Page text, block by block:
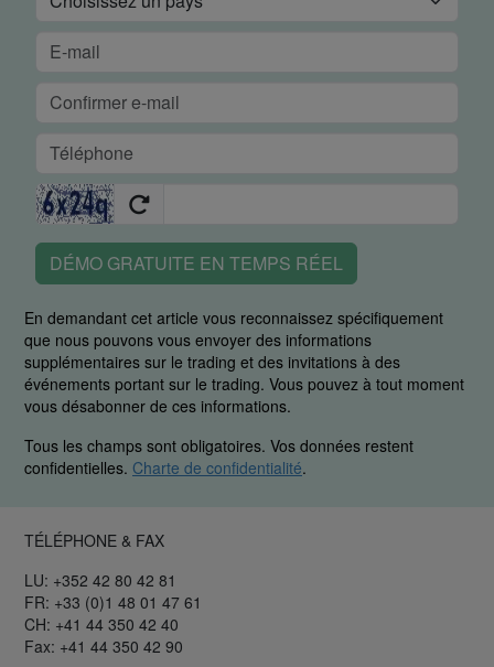
DÉMO GRATUITE EN TEMPS RÉEL
En demandant cet article vous reconnaissez spécifiquement
que nous pouvons vous envoyer des informations
supplémentaires sur le trading et des invitations à des
événements portant sur le trading. Vous pouvez à tout moment
vous désabonner de ces informations.
Tous les champs sont obligatoires. Vos données restent
confidentielles. Charte de confidentialité.
TÉLÉPHONE & FAX
LU: +352 42 80 42 81
FR: +33 (0)1 48 01 47 61
CH: +41 44 350 42 40
Fax: +41 44 350 42 90